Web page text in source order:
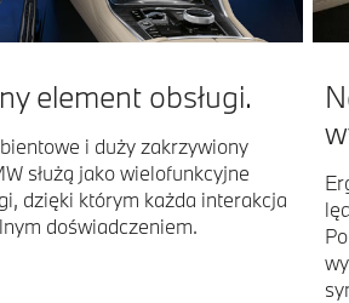
element obsługi.
i duży zakrzywiony
służą jako wielofunkcyjne
dzięki którym każda interakcja
doświadczeniem.